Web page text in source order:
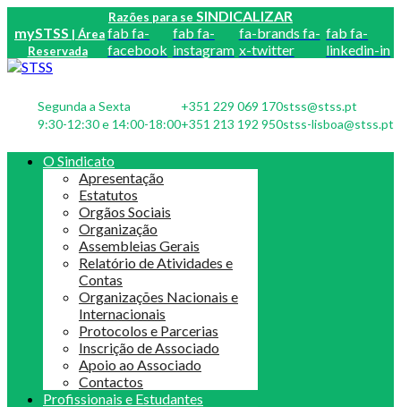
Razões para se SINDICALIZAR
mySTSS | Área
Reservada
fab fa-
facebook
fab fa-
instagram
fa-brands fa-
x-twitter
fab fa-
linkedin-in
Segunda a Sexta
9:30-12:30 e 14:00-18:00
+351 229 069 170
+351 213 192 950
stss@stss.pt
stss-lisboa@stss.pt
O Sindicato
Apresentação
Estatutos
Orgãos Sociais
Organização
Assembleias Gerais
Relatório de Atividades e
Contas
Organizações Nacionais e
Internacionais
Protocolos e Parcerias
Inscrição de Associado
Apoio ao Associado
Contactos
Profissionais e Estudantes